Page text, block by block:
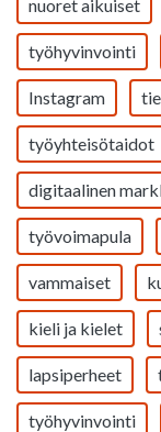
nuoret aikuiset
työhyvinvointi
Instagram
työyhteisötaidot
digitaalinen
työvoimapula
vammaiset
kieli ja kielet
lapsiperheet
työhyvinvointi